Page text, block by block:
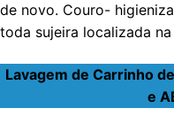
de novo. Couro-
toda sujeira localizada
Lavagem de Carrinho
e